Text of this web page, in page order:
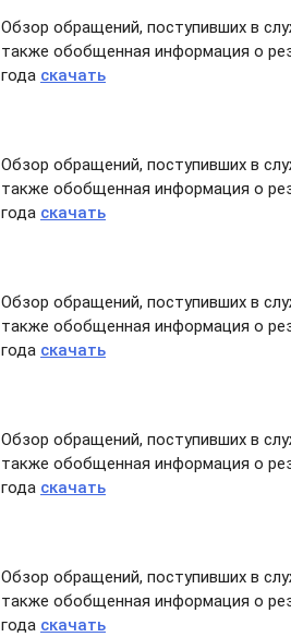
Обзор обращений, поступивших в
также обобщенная информация о
года скачать
Обзор обращений, поступивших в
также обобщенная информация о
года скачать
Обзор обращений, поступивших в
также обобщенная информация о
года скачать
Обзор обращений, поступивших в
также обобщенная информация о
года скачать
Обзор обращений, поступивших в
также обобщенная информация о
года скачать